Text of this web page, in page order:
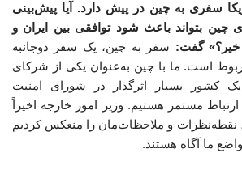
سفری به چین در پیش دارد. آیا پیش‌بینی
چین بتواند باعث شود توافقی بین ایران و
خیر؟» گفت: سفر به چین، یک سفر دوجانبه
است. ما با چین به‌عنوان یکی از شرکای
کشور بسیار اثرگذار در شورای امنیت
مستمر هستیم. وزیر امور خارجه اخیراً
نقطه‌نظرات و ملاحظات‌مان را منعکس کردیم
ما آگاه هستند.